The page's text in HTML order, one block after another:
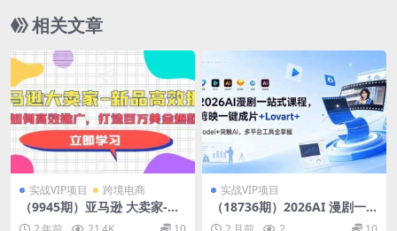
相关文章
实战VIP项目 跨境电商
（9945期）亚马逊 大卖家-新
品高效推广，分享如何高效推
实战VIP项目
（18736期）2026AI 漫剧一
站式课程，剪映一键成片+Lov